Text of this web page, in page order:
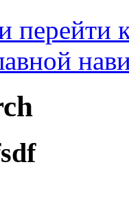
перейти